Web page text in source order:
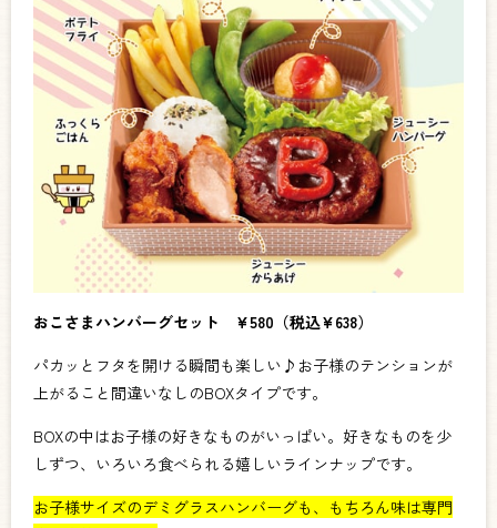
おこさまハンバーグセット ¥580（税込¥638）
パカッとフタを開ける瞬間も楽しい♪お子様のテンションが
上がること間違いなしのBOXタイプです。
BOXの中はお子様の好きなものがいっぱい。好きなものを少
しずつ、いろいろ食べられる嬉しいラインナップです。
お子様サイズのデミグラスハンバーグも、もちろん味は専門